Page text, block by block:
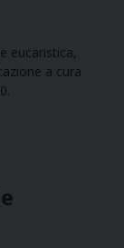
eucaristica,
a cura